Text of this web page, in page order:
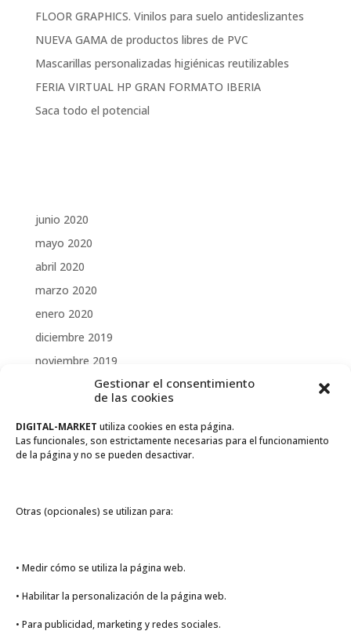
Gestionar el consentimiento
de las cookies
DIGITAL-MARKET utiliza cookies en esta página.
Las funcionales, son estrictamente necesarias para el funcionamiento
de la página y no se pueden desactivar.
Otras (opcionales) se utilizan para:
• Medir cómo se utiliza la página web.
• Habilitar la personalización de la página web.
• Para publicidad, marketing y redes sociales.
FLOOR GRAPHICS. Vinilos para suelo antideslizantes
NUEVA GAMA de productos libres de PVC
Mascarillas personalizadas higiénicas reutilizables
FERIA VIRTUAL HP GRAN FORMATO IBERIA
Saca todo el potencial
junio 2020
mayo 2020
abril 2020
marzo 2020
enero 2020
diciembre 2019
noviembre 2019
octubre 2019
julio 2019
junio 2019
Categorías
Evento